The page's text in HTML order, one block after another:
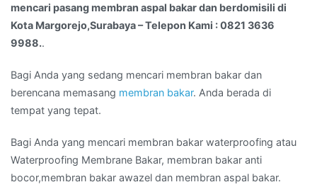
:
0821
mencari pasang membran aspal bakar dan berdomisili di
Kota Margorejo,Surabaya – Telepon Kami : 0821 3636
9988..
Bagi Anda yang sedang mencari membran bakar dan
berencana memasang membran bakar. Anda berada di
tempat yang tepat.
Bagi Anda yang mencari membran bakar waterproofing atau
Waterproofing Membrane Bakar, membran bakar anti
bocor,membran bakar awazel dan membran aspal bakar.